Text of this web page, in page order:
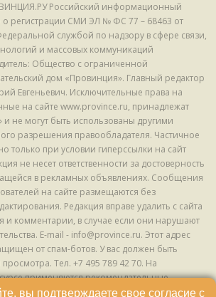
Российский информационный
о регистрации СМИ ЭЛ № ФС 77 – 68463 от
службой по надзору в сфере связи,
и массовых коммуникаций
Общество с ограниченной
дом «Провинция». Главный редактор
Евгеньевич. Исключительные права на
на сайте www.province.ru, принадлежат
не могут быть использованы другими
разрешения правообладателя. Частичное
только при условии гиперссылки на сайт
не несет ответственности за достоверность
в рекламных объявлениях. Сообщения
на сайте размещаются без
Редакция вправе удалить с сайта
и комментарии, в случае если они нарушают
E-mail - info@province.ru. Этот адрес
от спам-ботов. У вас должен быть
Tел. +7 495 789 42 70. На
применяются рекомендательные
технологии предоставления
вы подтверждаете свое согласие с